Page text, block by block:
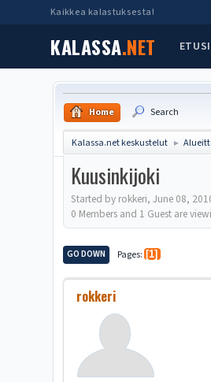
Kaikkea kalastuksesta!
KALASSA.NET
Home Search
Kalassa.net keskustelut ►
Kuusinkijoki
Started by rokkeri, June 08,
0 Members and 1 Guest are
GO DOWN Pages 1
rokkeri